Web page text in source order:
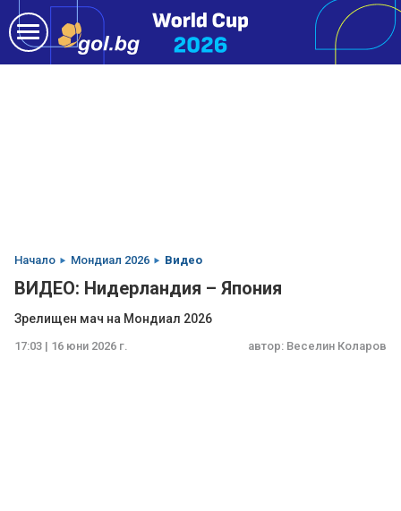
Начало Мондиал 2026 Видео
ВИДЕО: Нидерландия – Япония
Зрелищен мач на Мондиал 2026
17:03 | 16 юни 2026 г. автор: Веселин Коларов